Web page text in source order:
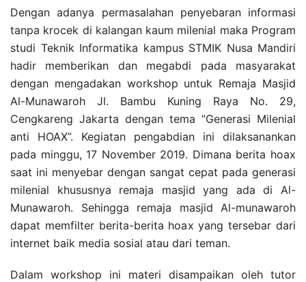
Dengan adanya permasalahan penyebaran informasi
tanpa krocek di kalangan kaum milenial maka Program
studi Teknik Informatika kampus STMIK Nusa Mandiri
hadir memberikan dan megabdi pada masyarakat
dengan mengadakan workshop untuk Remaja Masjid
Al-Munawaroh Jl. Bambu Kuning Raya No. 29,
Cengkareng Jakarta dengan tema ”Generasi Milenial
anti HOAX”. Kegiatan pengabdian ini dilaksanankan
pada minggu, 17 November 2019. Dimana berita hoax
saat ini menyebar dengan sangat cepat pada generasi
milenial khususnya remaja masjid yang ada di Al-
Munawaroh. Sehingga remaja masjid Al-munawaroh
dapat memfilter berita-berita hoax yang tersebar dari
internet baik media sosial atau dari teman.
Dalam workshop ini materi disampaikan oleh tutor